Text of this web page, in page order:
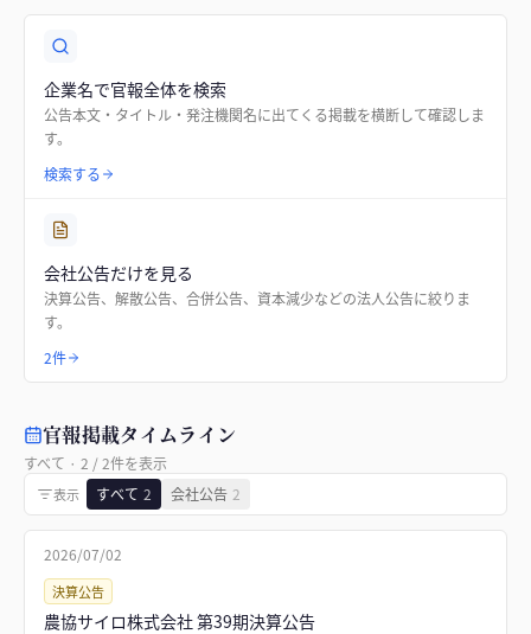
企業名で官報全体を検索
公告本文・タイトル・発注機関名に出てくる掲載を横断して確認しま
す。
検索する
会社公告だけを見る
決算公告、解散公告、合併公告、資本減少などの法人公告に絞りま
す。
2件
官報掲載タイムライン
すべて · 2 /2件を表示
表示 すべて 2 会社公告 2
2026/07/02
決算公告
農協サイロ株式会社 第39期決算公告